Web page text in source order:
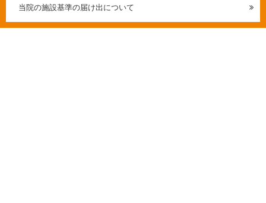
当院の施設基準の届け出について